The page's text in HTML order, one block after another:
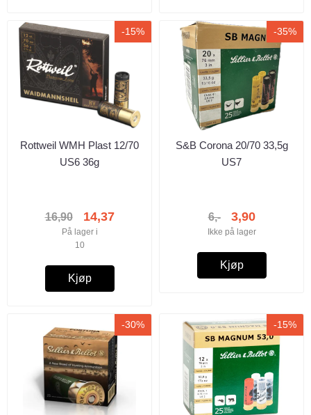
-15%
Rottweil WMH Plast 12/70
US6 36g
16,90 14,37
På lager i
10
Kjøp
-35%
S&B Corona 20/70 33,5g
US7
6,- 3,90
Ikke på lager
Kjøp
-30% -15%